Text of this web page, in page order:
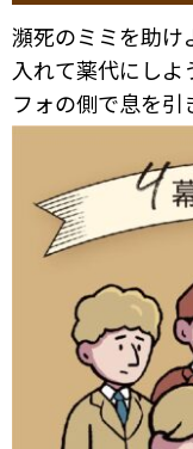
瀕死のミミを助け
入れて薬代にし
フォの側で息を引